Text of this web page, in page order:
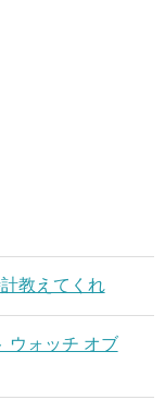
教えてくれ
ウォッチ オブ